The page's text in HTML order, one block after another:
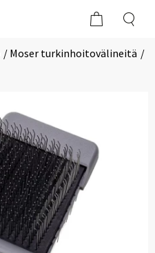
Moser turkinhoitovälineitä